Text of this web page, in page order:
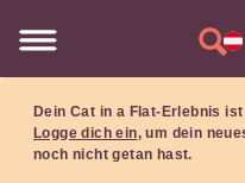
Dein Cat in a Flat-Erlebnis
Logge dich ein, um dein
noch nicht getan hast.